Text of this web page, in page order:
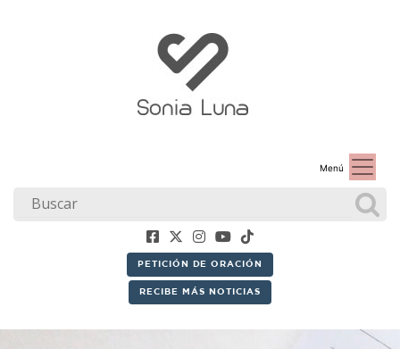
Menú
PETICIÓN DE ORACIÓN
RECIBE MÁS NOTICIAS